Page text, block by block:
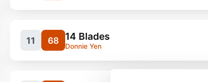
11 68 14 Blades
Donnie Yen